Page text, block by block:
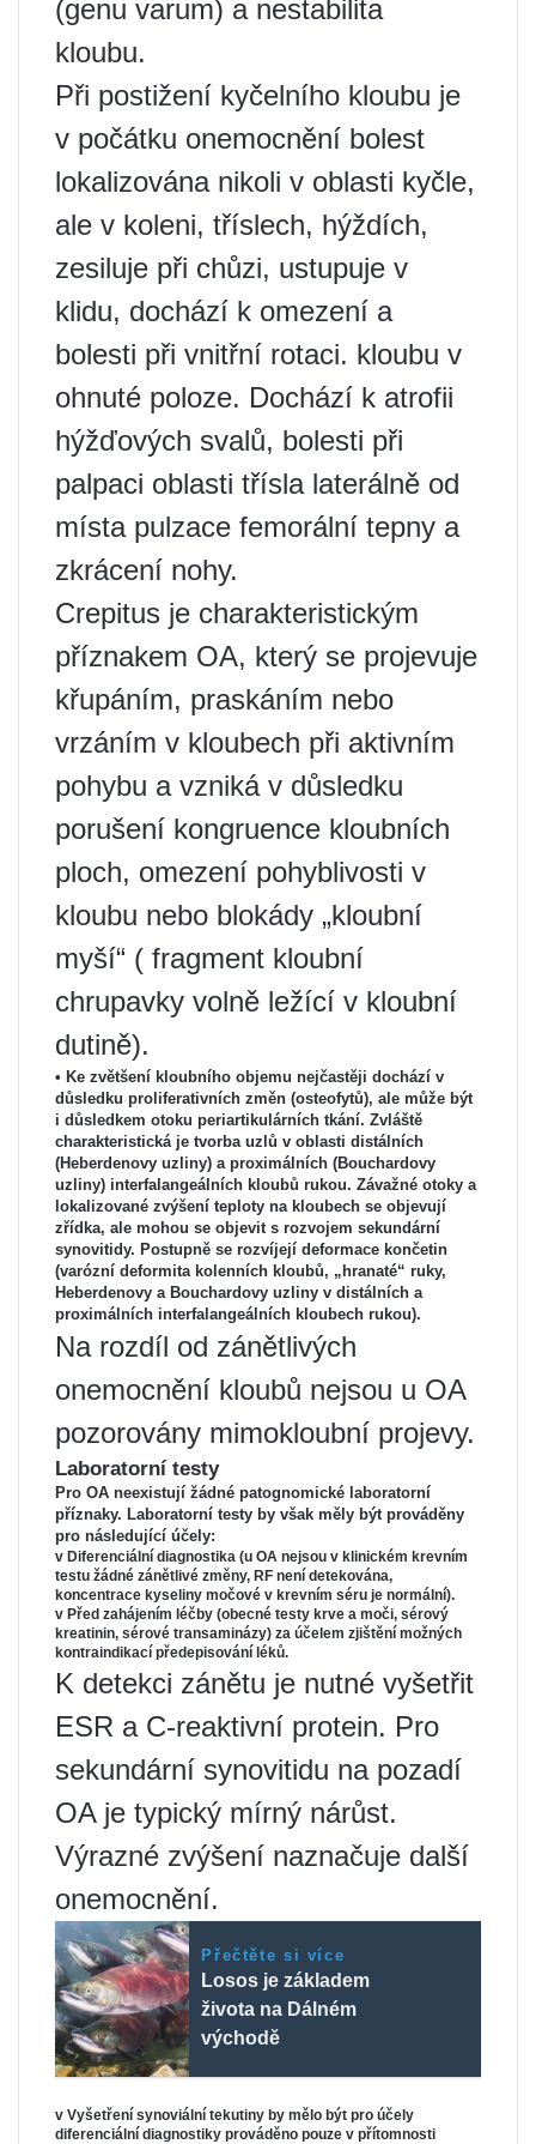
(genu varum) a nestabilita
kloubu.
Při postižení kyčelního kloubu je
v počátku onemocnění bolest
lokalizována nikoli v oblasti kyčle,
ale v koleni, tříslech, hýždích,
zesiluje při chůzi, ustupuje v
klidu, dochází k omezení a
bolesti při vnitřní rotaci. kloubu v
ohnuté poloze. Dochází k atrofii
hýžďových svalů, bolesti při
palpaci oblasti třísla laterálně od
místa pulzace femorální tepny a
zkrácení nohy.
Crepitus je charakteristickým
příznakem OA, který se projevuje
křupáním, praskáním nebo
vrzáním v kloubech při aktivním
pohybu a vzniká v důsledku
porušení kongruence kloubních
ploch, omezení pohyblivosti v
kloubu nebo blokády „kloubní
myší“ ( fragment kloubní
chrupavky volně ležící v kloubní
dutině).
• Ke zvětšení kloubního objemu nejčastěji dochází v
důsledku proliferativních změn (osteofytů), ale může být
i důsledkem otoku periartikulárních tkání. Zvláště
charakteristická je tvorba uzlů v oblasti distálních
(Heberdenovy uzliny) a proximálních (Bouchardovy
uzliny) interfalangeálních kloubů rukou. Závažné otoky a
lokalizované zvýšení teploty na kloubech se objevují
zřídka, ale mohou se objevit s rozvojem sekundární
synovitidy. Postupně se rozvíjejí deformace končetin
(varózní deformita kolenních kloubů, „hranaté“ ruky,
Heberdenovy a Bouchardovy uzliny v distálních a
proximálních interfalangeálních kloubech rukou).
Na rozdíl od zánětlivých
onemocnění kloubů nejsou u OA
pozorovány mimokloubní projevy.
Laboratorní testy
Pro OA neexistují žádné patognomické laboratorní
příznaky. Laboratorní testy by však měly být prováděny
pro následující účely:
v Diferenciální diagnostika (u OA nejsou v klinickém krevním
testu žádné zánětlivé změny, RF není detekována,
koncentrace kyseliny močové v krevním séru je normální).
v Před zahájením léčby (obecné testy krve a moči, sérový
kreatinin, sérové ​​transaminázy) za účelem zjištění možných
kontraindikací předepisování léků.
K detekci zánětu je nutné vyšetřit
ESR a C-reaktivní protein. Pro
sekundární synovitidu na pozadí
OA je typický mírný nárůst.
Výrazné zvýšení naznačuje další
onemocnění.
Přečtěte si více
Losos je základem
života na Dálném
východě
v Vyšetření synoviální tekutiny by mělo být pro účely
diferenciální diagnostiky prováděno pouze v přítomnosti